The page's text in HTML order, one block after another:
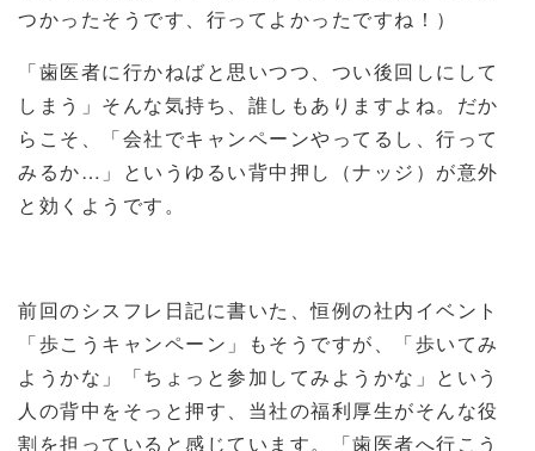
つかったそうです、行ってよかったですね！）
「歯医者に行かねばと思いつつ、つい後回しにして
しまう」そんな気持ち、誰しもありますよね。だか
らこそ、「会社でキャンペーンやってるし、行って
みるか…」というゆるい背中押し（ナッジ）が意外
と効くようです。
前回のシスフレ日記に書いた、恒例の社内イベント
「歩こうキャンペーン」もそうですが、「歩いてみ
ようかな」「ちょっと参加してみようかな」という
人の背中をそっと押す、当社の福利厚生がそんな役
割を担っていると感じています。「歯医者へ行こう